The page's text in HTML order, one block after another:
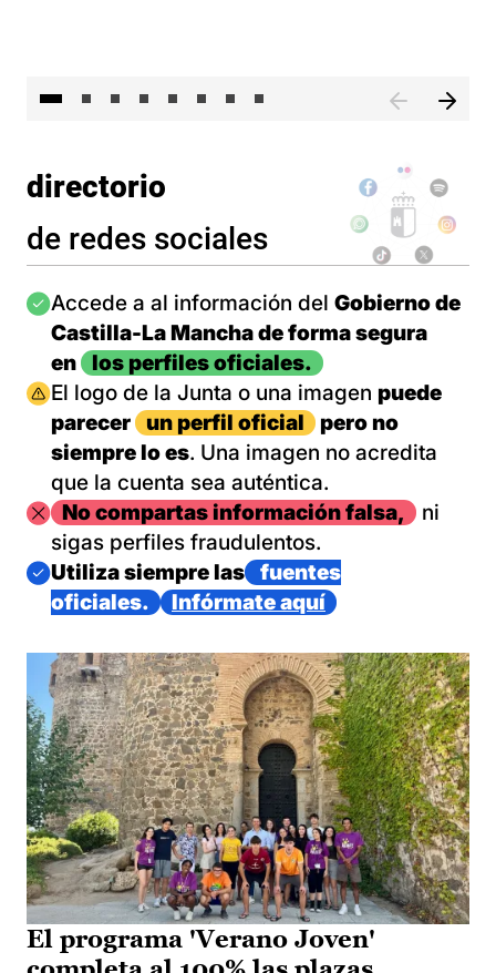
directorio
de redes sociales
Imagen
Accede a al información del Gobierno de
Castilla-La Mancha de forma segura
en
los perfiles oficiales.
Imagen
El logo de la Junta o una imagen puede
parecer
un perfil oficial
pero no
siempre lo es. Una imagen no acredita
que la cuenta sea auténtica.
ImagenNo compartas información falsa,
ni
sigas perfiles fraudulentos.
Imagen
Utiliza siempre las
fuentes
oficiales.
Infórmate aquí
El programa 'Verano Joven'